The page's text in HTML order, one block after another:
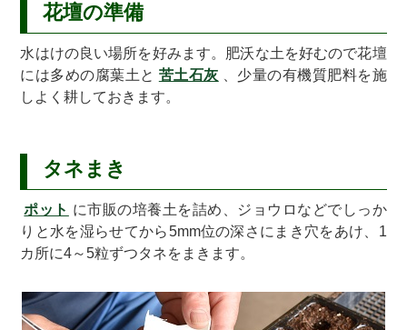
花壇の準備
水はけの良い場所を好みます。肥沃な土を好むので花壇
には多めの腐葉土と 苦土石灰
、少量の有機質肥料を施
しよく耕しておきます。
タネまき
ポット に市販の培養土を詰め、ジョウロなどでしっか
りと水を湿らせてから5mm位の深さにまき穴をあけ、1
カ所に4～5粒ずつタネをまきます。